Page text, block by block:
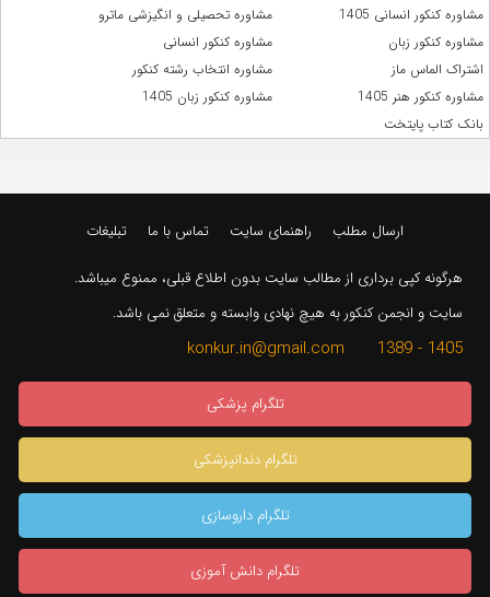
مشاوره کنکور انسانی 1405
مشاوره تحصیلی و انگیزشی ماترو
مشاوره کنکور زبان
مشاوره کنکور انسانی
اشتراک الماس ماز
مشاوره انتخاب رشته کنکور
مشاوره کنکور هنر 1405
مشاوره کنکور زبان 1405
بانک کتاب پایتخت
ارسال مطلب راهنمای سایت تماس با ما تبلیغات
هرگونه کپی برداری از مطالب سایت بدون اطلاع قبلی، ممنوع میباشد.
سایت و انجمن کنکور به هیچ نهادی وابسته و متعلق نمی باشد.
1405 - 1389 konkur.in@gmail.com
تلگرام پزشکی
تلگرام دندانپزشکی
تلگرام داروسازی
تلگرام دانش آموزی